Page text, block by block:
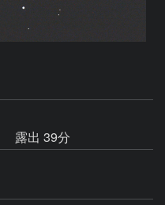
露出 39分